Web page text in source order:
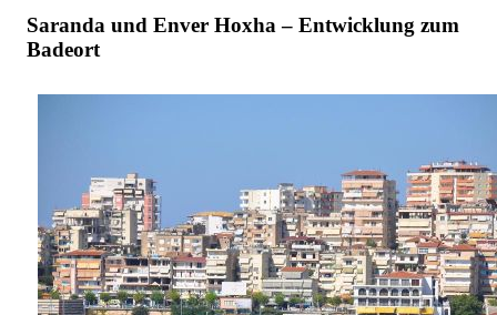
Saranda und Enver Hoxha – Entwicklung zum
Badeort